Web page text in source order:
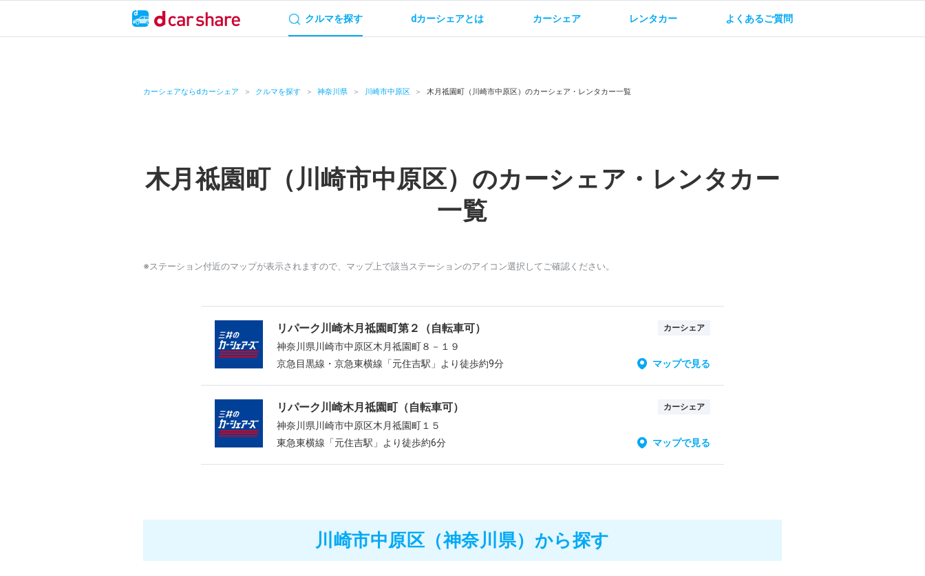
クルマを探す dカーシェアとは カーシェア レンタカー よくあるご質問
カーシェアならdカーシェア クルマを探す 神奈川県 川崎市中原区 木月祗園町（川崎市中原区）のカーシェア・レンタカー一覧
木月祗園町（川崎市中原区）のカーシェア・レンタカー
一覧
※ステーション付近のマップが表示されますので、マップ上で該当ステーションのアイコン選択してご確認ください。
リパーク川崎木月祗園町第２（自転車可） カーシェア
神奈川県川崎市中原区木月祗園町８－１９
京急目黒線・京急東横線「元住吉駅」より徒歩約9分
マップで見る
リパーク川崎木月祗園町（自転車可） カーシェア
神奈川県川崎市中原区木月祗園町１５
東急東横線「元住吉駅」より徒歩約6分
マップで見る
川崎市中原区（神奈川県）から探す
よくあるご質問・お問い合わせ